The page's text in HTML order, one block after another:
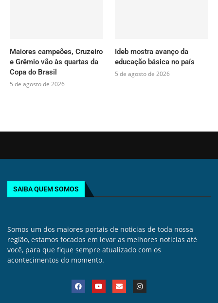
Maiores campeões, Cruzeiro
e Grêmio vão às quartas da
Copa do Brasil
5 de agosto de 2026
Ideb mostra avanço da
educação básica no país
5 de agosto de 2026
SAIBA QUEM SOMOS
Somos um dos maiores portais de noticias de toda nossa
região, estamos focados em levar as melhores noticias até
você, para que fique sempre atualizado com os
acontecimentos do momento.